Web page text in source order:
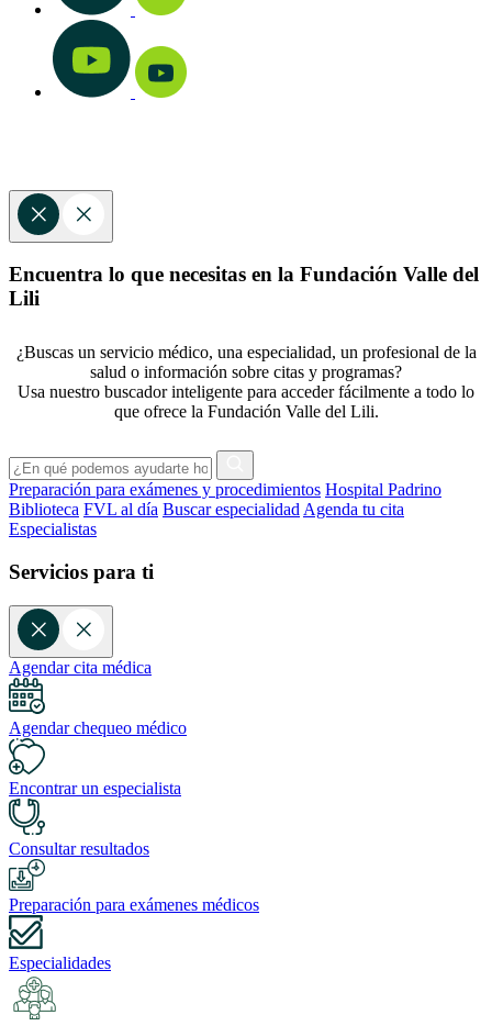
Encuentra lo que necesitas en la Fundación Valle del
Lili
¿Buscas un servicio médico, una especialidad, un profesional de la
salud o información sobre citas y programas?
Usa nuestro buscador inteligente para acceder fácilmente a todo lo
que ofrece la Fundación Valle del Lili.
Preparación para exámenes y procedimientos Hospital Padrino
Biblioteca FVL al día Buscar especialidad Agenda tu cita
Especialistas
Servicios para ti
Agendar cita médica
Agendar chequeo médico
Encontrar un especialista
Consultar resultados
Preparación para exámenes médicos
Especialidades